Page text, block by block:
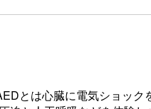
とは心臓に電気ショック